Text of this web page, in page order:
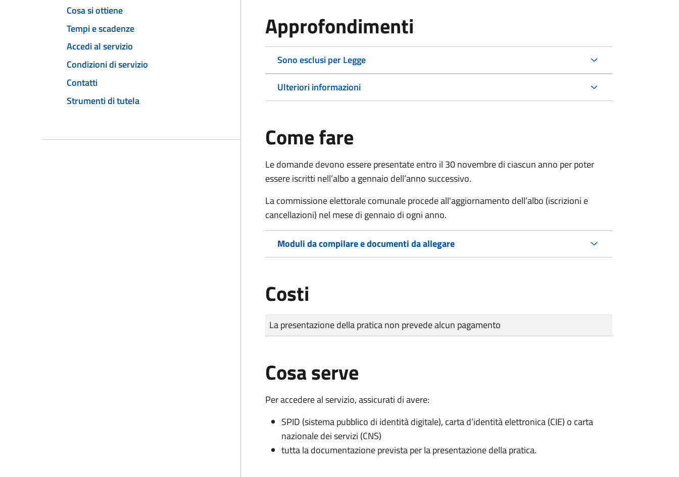
Cosa si ottiene
Tempi e scadenze
Accedi al servizio
Condizioni di servizio
Contatti
Strumenti di tutela
Approfondimenti
Sono esclusi per Legge
Ulteriori informazioni
Come fare
Le domandedevono essere presentate entro il 30 novembre di ciascun anno per poter
essere iscritti nell’albo a gennaio dell’anno successivo.
La commissione elettorale comunale procede all'aggiornamento dell’albo (iscrizioni e
cancellazioni) nel mese di gennaio di ogni anno.
Moduli da compilare e documenti da allegare
Costi
Tipo di pagamento
Importo
La presentazione della pratica non prevede alcun pagamento
Cosa serve
Per accedere al servizio, assicurati di avere:
SPID (sistema pubblico di identità digitale), carta d’identità elettronica (CIE) o carta
nazionale dei servizi (CNS)
tutta la documentazione prevista per la presentazione della pratica.